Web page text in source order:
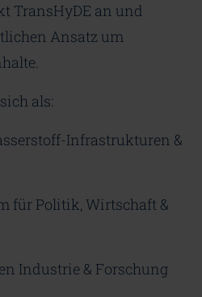
TransHyDE an und
Ansatz um
als:
Infrastrukturen &
für Politik, Wirtschaft &
Industrie & Forschung